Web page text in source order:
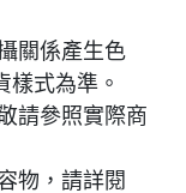
關係產生色
樣式為準。
請參照實際商
物，請詳閱